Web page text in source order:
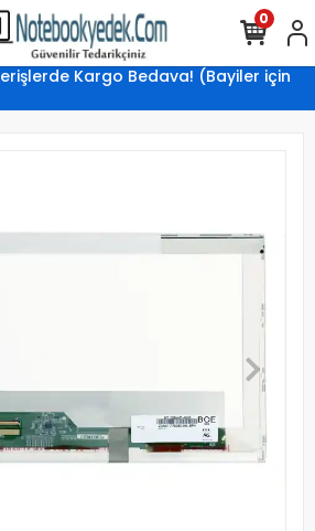
Kargo Bedava! (Bayiler için
0